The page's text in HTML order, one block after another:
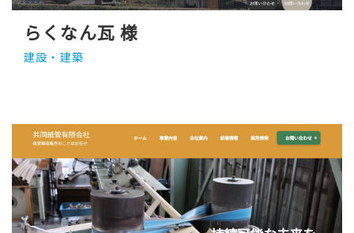
らくなん瓦 様
建設・建築